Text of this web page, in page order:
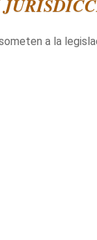
a la